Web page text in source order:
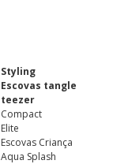
Styling
Escovas tangle
teezer
Compact
Elite
Escovas Criança
Aqua Splash